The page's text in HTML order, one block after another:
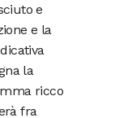
e
e la
la
ricco
fra